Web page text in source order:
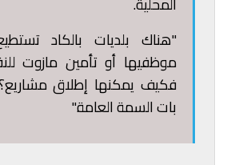
"هناك بلديات بالكاد
موظفيها أو تأمين مازوت
فكيف يمكنها إطلاق
بات السمة العامة."